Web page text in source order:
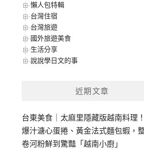
懶人包特輯
台灣住宿
台灣旅遊
國外旅遊美食
生活分享
說說學日文的事
近期文章
台東美食｜太麻里隱藏版越南料理
爆汁溏心蛋捲、黃金法式麵包蝦，
卷河粉鮮到驚豔「越南小廚」